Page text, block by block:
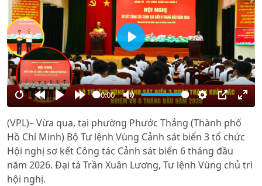
RestartRewind
10s
PlayForward
10s
00:00
Mute Settings
PIP
Play
(VPL)– Vừa qua, tại phường Phước Thắng (Thành phố
Hồ Chí Minh) Bộ Tư lệnh Vùng Cảnh sát biển 3 tổ chức
Hội nghị sơ kết Công tác Cảnh sát biển 6 tháng đầu
năm 2026. Đại tá Trần Xuân Lương, Tư lệnh Vùng chủ trì
hội nghị.